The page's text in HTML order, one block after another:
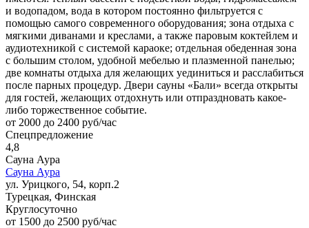
и водопадом, вода в котором постоянно фильтруется с
помощью самого современного оборудования; зона отдыха с
мягкими диванами и креслами, а также паровым коктейлем и
аудиотехникой с системой караоке; отдельная обеденная зона
с большим столом, удобной мебелью и плазменной панелью;
две комнаты отдыха для желающих уединиться и расслабиться
после парных процедур. Двери сауны «Бали» всегда открыты
для гостей, желающих отдохнуть или отпраздновать какое-
либо торжественное событие.
от 2000 до 2400 руб/час
Спецпредложение
4,8
Сауна Аура
Сауна Аура
ул. Урицкого, 54, корп.2
Турецкая, Финская
Круглосуточно
от 1500 до 2500 руб/час